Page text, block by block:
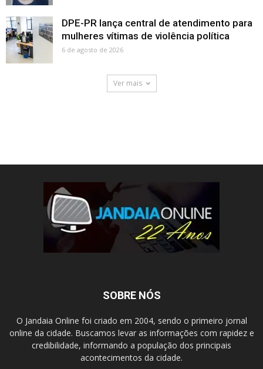
DPE-PR lança central de atendimento para
mulheres vítimas de violência política
6 de agosto de 2026
Ver mais
SOBRE NÓS
O Jandaia Online foi criado em 2004, sendo o primeiro jornal
online da cidade. Buscamos levar as informações com rapidez e
credibilidade, informando a população dos principais
acontecimentos da cidade.